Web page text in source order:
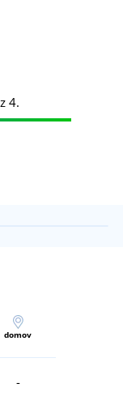
4.
domov
-